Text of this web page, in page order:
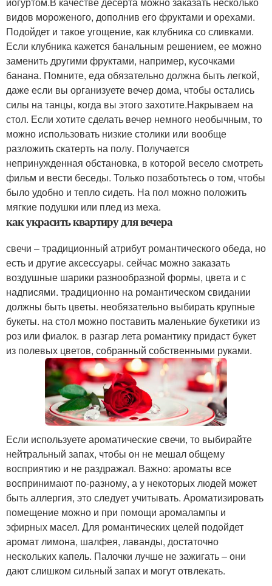
видов мороженого, дополнив его фруктами и орехами.
Подойдет и такое угощение, как клубника со сливками.
Если клубника кажется банальным решением, ее можно
заменить другими фруктами, например, кусочками
банана. Помните, еда обязательно должна быть легкой,
даже если вы организуете вечер дома, чтобы остались
силы на танцы, когда вы этого захотите.Накрываем на
стол. Если хотите сделать вечер немного необычным, то
можно использовать низкие столики или вообще
разложить скатерть на полу. Получается
непринужденная обстановка, в которой весело смотреть
фильм и вести беседы. Только позаботьтесь о том, чтобы
было удобно и тепло сидеть. На пол можно положить
мягкие подушки или плед из меха.
как украсить квартиру для вечера
свечи – традиционный атрибут романтического обеда, но
есть и другие аксессуары. сейчас можно заказать
воздушные шарики разнообразной формы, цвета и с
надписями. традиционно на романтическом свидании
должны быть цветы. необязательно выбирать крупные
букеты. на стол можно поставить маленькие букетики из
роз или фиалок. в разгар лета романтику придаст букет
из полевых цветов, собранный собственными руками.
Если используете ароматические свечи, то выбирайте
нейтральный запах, чтобы он не мешал общему
восприятию и не раздражал. Важно: ароматы все
воспринимают по-разному, а у некоторых людей может
быть аллергия, это следует учитывать. Ароматизировать
помещение можно и при помощи аромалампы и
эфирных масел. Для романтических целей подойдет
аромат лимона, шалфея, лаванды, достаточно
нескольких капель. Палочки лучше не зажигать – они
дают слишком сильный запах и могут отвлекать.